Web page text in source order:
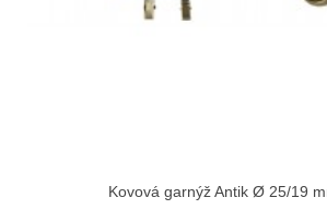
Kovová garnýž Antik Ø 25/19